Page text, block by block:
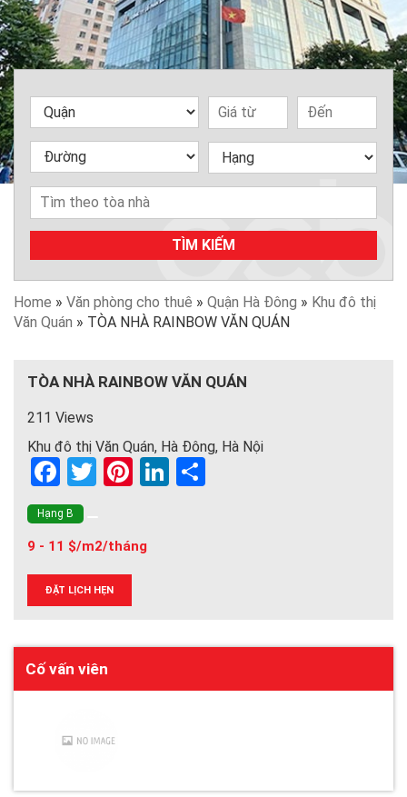
TÌM KIẾM
Home » Văn phòng cho thuê » Quận Hà Đông » Khu đô thị
Văn Quán » TÒA NHÀ RAINBOW VĂN QUÁN
TÒA NHÀ RAINBOW VĂN QUÁN
211 Views
Khu đô thị Văn Quán, Hà Đông, Hà Nội
F
a
ce
b
o
o
k
T
er
Pi
es
Li
Hạng B
9 - 11 $/m2/tháng
ĐẶT LỊCH HẸN
Cố vấn viên